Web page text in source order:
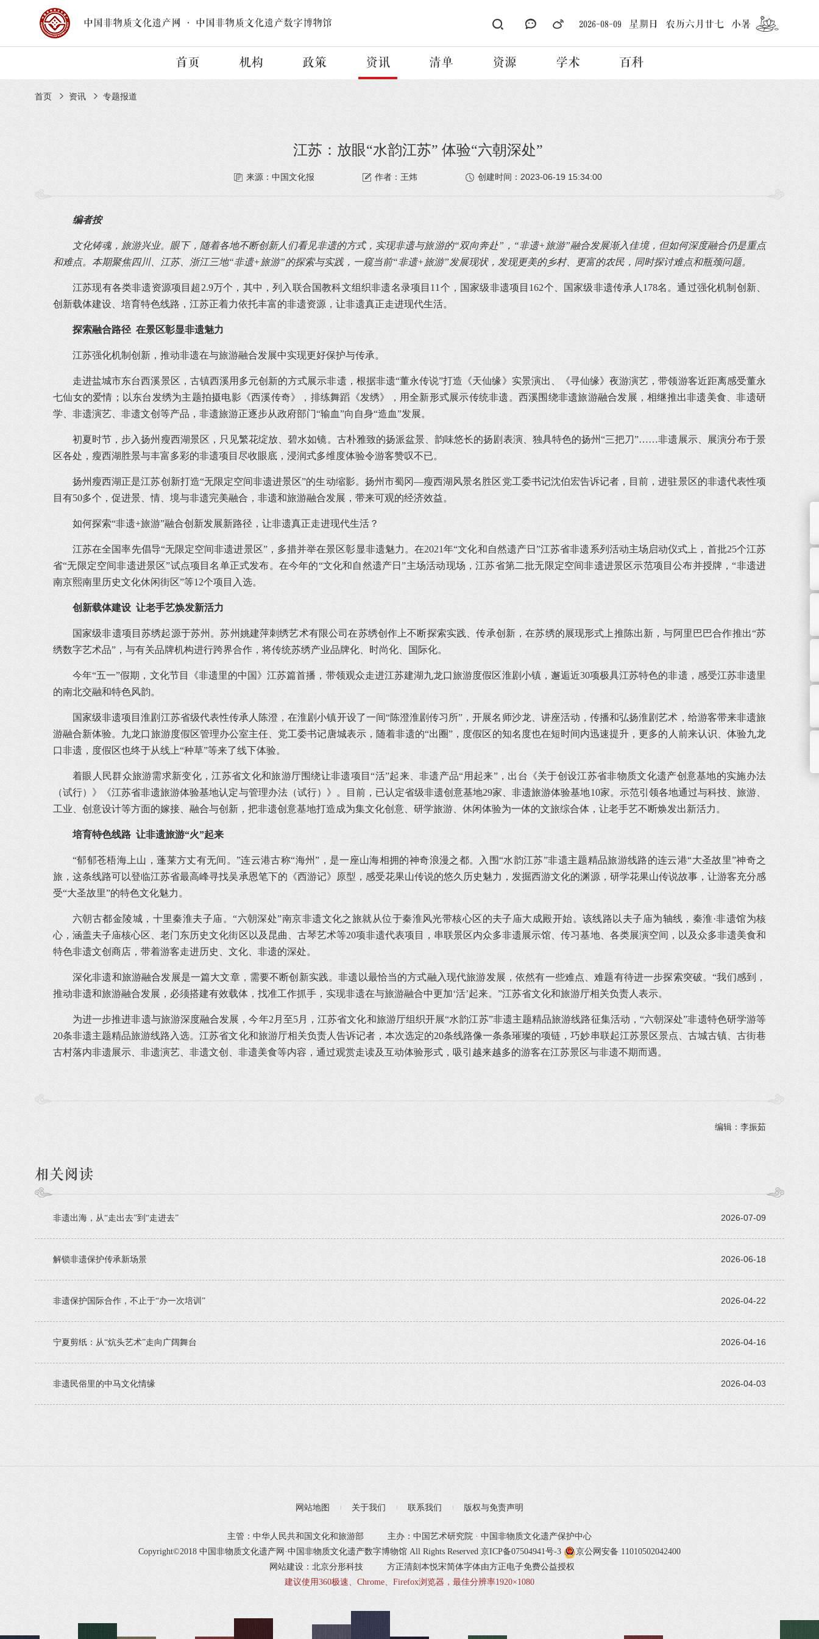
中国非物质文化遗产网 · 中国非物质文化遗产数字博物馆 2026-08-09 星期日 农历六月廿七 小暑
首页 机构 政策 资讯 清单 资源 学术 百科
首页 资讯 专题报道
江苏​：放眼“水韵江苏” 体验“六朝深处”
来源：中国文化报 作者：王炜 创建时间： 2023-06-19 15:34:00
编者按
文化铸魂，旅游兴业。眼下，随着各地不断创新人们看见非遗的方式，实现非遗与旅游的“双向奔赴”，“非遗+旅游”融合发展渐入佳境，但如何深度融合仍是重点
和难点。本期聚焦四川、江苏、浙江三地“非遗+旅游”的探索与实践，一窥当前“非遗+旅游”发展现状，发现更美的乡村、更富的农民，同时探讨难点和瓶颈问题。
江苏现有各类非遗资源项目超2.9万个，其中，列入联合国教科文组织非遗名录项目11个，国家级非遗项目162个、国家级非遗传承人178名。通过强化机制创新、
创新载体建设、培育特色线路，江苏正着力依托丰富的非遗资源，让非遗真正走进现代生活。
探索融合路径 在景区彰显非遗魅力
江苏强化机制创新，推动非遗在与旅游融合发展中实现更好保护与传承。
走进盐城市东台西溪景区，古镇西溪用多元创新的方式展示非遗，根据非遗“董永传说”打造《天仙缘》实景演出、《寻仙缘》夜游演艺，带领游客近距离感受董永
七仙女的爱情；以东台发绣为主题拍摄电影《西溪传奇》，排练舞蹈《发绣》，用全新形式展示传统非遗。西溪围绕非遗旅游融合发展，相继推出非遗美食、非遗研
学、非遗演艺、非遗文创等产品，非遗旅游正逐步从政府部门“输血”向自身“造血”发展。
初夏时节，步入扬州瘦西湖景区，只见繁花绽放、碧水如镜。古朴雅致的扬派盆景、韵味悠长的扬剧表演、独具特色的扬州“三把刀”……非遗展示、展演分布于景
区各处，瘦西湖胜景与丰富多彩的非遗项目尽收眼底，浸润式多维度体验令游客赞叹不已。
扬州瘦西湖正是江苏创新打造“无限定空间非遗进景区”的生动缩影。扬州市蜀冈—瘦西湖风景名胜区党工委书记沈伯宏告诉记者，目前，进驻景区的非遗代表性项
目有50多个，促进景、情、境与非遗完美融合，非遗和旅游融合发展，带来可观的经济效益。
如何探索“非遗+旅游”融合创新发展新路径，让非遗真正走进现代生活？
江苏在全国率先倡导“无限定空间非遗进景区”，多措并举在景区彰显非遗魅力。在2021年“文化和自然遗产日”江苏省非遗系列活动主场启动仪式上，首批25个江苏
省“无限定空间非遗进景区”试点项目名单正式发布。在今年的“文化和自然遗产日”主场活动现场，江苏省第二批无限定空间非遗进景区示范项目公布并授牌，“非遗进
南京熙南里历史文化休闲街区”等12个项目入选。
创新载体建设 让老手艺焕发新活力
国家级非遗项目苏绣起源于苏州。苏州姚建萍刺绣艺术有限公司在苏绣创作上不断探索实践、传承创新，在苏绣的展现形式上推陈出新，与阿里巴巴合作推出“苏
绣数字艺术品”，与有关品牌机构进行跨界合作，将传统苏绣产业品牌化、时尚化、国际化。
今年“五一”假期，文化节目《非遗里的中国》江苏篇首播，带领观众走进江苏建湖九龙口旅游度假区淮剧小镇，邂逅近30项极具江苏特色的非遗，感受江苏非遗里
的南北交融和特色风韵。
国家级非遗项目淮剧江苏省级代表性传承人陈澄，在淮剧小镇开设了一间“陈澄淮剧传习所”，开展名师沙龙、讲座活动，传播和弘扬淮剧艺术，给游客带来非遗旅
游融合新体验。九龙口旅游度假区管理办公室主任、党工委书记唐城表示，随着非遗的“出圈”，度假区的知名度也在短时间内迅速提升，更多的人前来认识、体验九龙
口非遗，度假区也终于从线上“种草”等来了线下体验。
着眼人民群众旅游需求新变化，江苏省文化和旅游厅围绕让非遗项目“活”起来、非遗产品“用起来”，出台《关于创设江苏省非物质文化遗产创意基地的实施办法
（试行）》《江苏省非遗旅游体验基地认定与管理办法（试行）》。目前，已认定省级非遗创意基地29家、非遗旅游体验基地10家。示范引领各地通过与科技、旅游、
工业、创意设计等方面的嫁接、融合与创新，把非遗创意基地打造成为集文化创意、研学旅游、休闲体验为一体的文旅综合体，让老手艺不断焕发出新活力。
培育特色线路 让非遗旅游“火”起来
“郁郁苍梧海上山，蓬莱方丈有无间。”连云港古称“海州”，是一座山海相拥的神奇浪漫之都。入围“水韵江苏”非遗主题精品旅游线路的连云港“大圣故里”神奇之
旅，这条线路可以登临江苏省最高峰寻找吴承恩笔下的《西游记》原型，感受花果山传说的悠久历史魅力，发掘西游文化的渊源，研学花果山传说故事，让游客充分感
受“大圣故里”的特色文化魅力。
六朝古都金陵城，十里秦淮夫子庙。“六朝深处”南京非遗文化之旅就从位于秦淮风光带核心区的夫子庙大成殿开始。该线路以夫子庙为轴线，秦淮·非遗馆为核
心，涵盖夫子庙核心区、老门东历史文化街区以及昆曲、古琴艺术等20项非遗代表项目，串联景区内众多非遗展示馆、传习基地、各类展演空间，以及众多非遗美食和
特色非遗文创商店，带着游客走进历史、文化、非遗的深处。
深化非遗和旅游融合发展是一篇大文章，需要不断创新实践。非遗以最恰当的方式融入现代旅游发展，依然有一些难点、难题有待进一步探索突破。“我们感到，
推动非遗和旅游融合发展，必须搭建有效载体，找准工作抓手，实现非遗在与旅游融合中更加‘活’起来。”江苏省文化和旅游厅相关负责人表示。
为进一步推进非遗与旅游深度融合发展，今年2月至5月，江苏省文化和旅游厅组织开展“水韵江苏”非遗主题精品旅游线路征集活动，“六朝深处”非遗特色研学游等
20条非遗主题精品旅游线路入选。江苏省文化和旅游厅相关负责人告诉记者，本次选定的20条线路像一条条璀璨的项链，巧妙串联起江苏景区景点、古城古镇、古街巷
古村落内非遗展示、非遗演艺、非遗文创、非遗美食等内容，通过观赏走读及互动体验形式，吸引越来越多的游客在江苏景区与非遗不期而遇。
编辑：李振茹
相关阅读
2026-07-09
非遗出海，从“走出去”到“走进去”
2026-06-18
解锁非遗保护传承新场景
2026-04-22
非遗保护国际合作，不止于“办一次培训”
2026-04-16
宁夏剪纸：从“炕头艺术”走向广阔舞台
2026-04-03
非遗民俗里的中马文化情缘
网站地图 关于我们 联系我们 版权与免责声明
主管：中华人民共和国文化和旅游部
主办：中国艺术研究院 · 中国非物质文化遗产保护中心
Copyright©2018 中国非物质文化遗产网·中国非物质文化遗产数字博物馆 All Rights Reserved 京ICP备07504941号-3
京公网安备 11010502042400
网站建设：北京分形科技
方正清刻本悦宋简体字体由方正电子免费公益授权
建议使用360极速、Chrome、Firefox浏览器，最佳分辨率1920×1080